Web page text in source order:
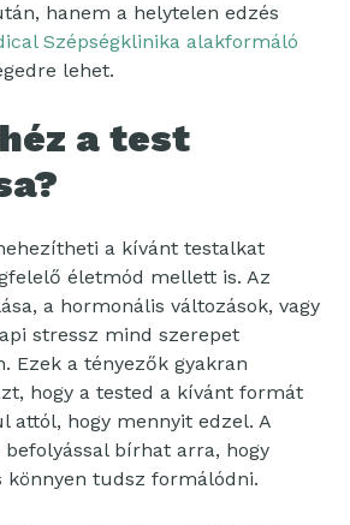
hanem a helytelen edzés
Szépségklinika alakformáló
lehet.
a test
a kívánt testalkat
életmód mellett is. Az
a hormonális változások, vagy
stressz mind szerepet
Ezek a tényezők gyakran
hogy a tested a kívánt formát
attól, hogy mennyit edzel. A
bírhat arra, hogy
könnyen tudsz formálódni.